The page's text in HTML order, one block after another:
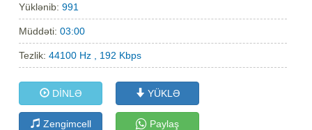
Yüklənib:991
Müddəti:03:00
Tezlik:44100 Hz , 192 Kbps
DİNLƏ YÜKLƏ
Zengimcell Paylaş